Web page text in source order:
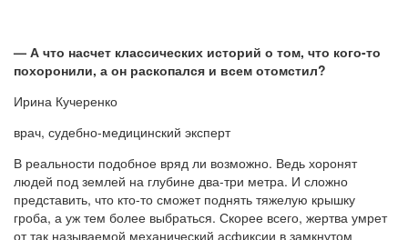
— А что насчет классических историй о том, что кого-то
похоронили, а он раскопался и всем отомстил?
Ирина Кучеренко
врач, судебно-медицинский эксперт
В реальности подобное вряд ли возможно. Ведь хоронят
людей под землей на глубине два-три метра. И сложно
представить, что кто-то сможет поднять тяжелую крышку
гроба, а уж тем более выбраться. Скорее всего, жертва умрет
от так называемой механический асфиксии в замкнутом